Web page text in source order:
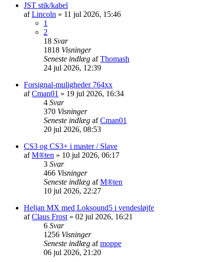
JST stik/kabel
afLincoln » 11 jul 2026, 15:46
1
2
18 Svar
1818 Visninger
Seneste indlæg afThomash
24 jul 2026, 12:39
Forsignal-muligheder 764xx
afCman01 » 19 jul 2026, 16:34
4 Svar
370 Visninger
Seneste indlæg afCman01
20 jul 2026, 08:53
CS3 og CS3+ i master / Slave
afM®ten » 10 jul 2026, 06:17
3 Svar
466 Visninger
Seneste indlæg afM®ten
10 jul 2026, 22:27
Heljan MX med Loksound5 i vendesløjfe
afClaus Frost » 02 jul 2026, 16:21
6 Svar
1256 Visninger
Seneste indlæg afmoppe
06 jul 2026, 21:20